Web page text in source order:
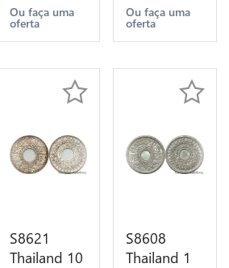
1985 UNC -
> Make
Ou faça uma
oferta
2489 1946
BU ! A GEM
Ou faça uma
oferta
S8621
Thailand 10
S8608
Thailand 1